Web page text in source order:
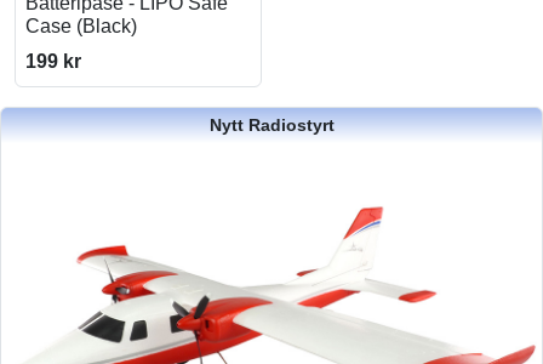
Case (Black)
199 kr
Nytt Radiostyrt